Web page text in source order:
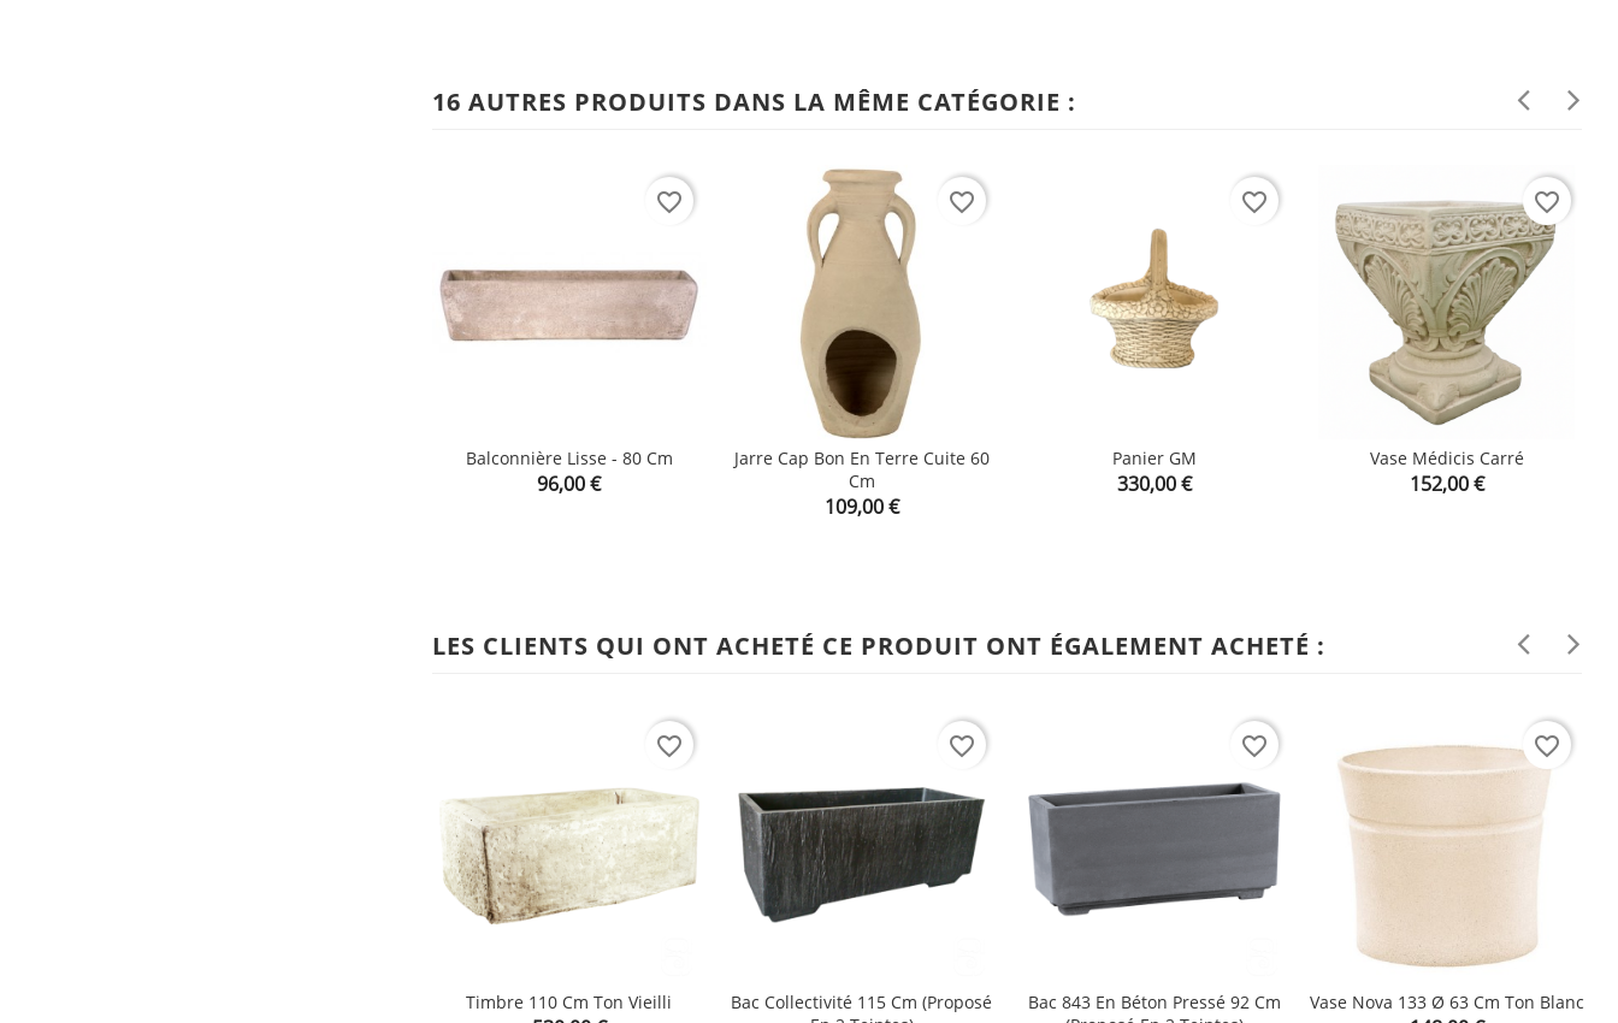
16 AUTRES PRODUITS DANS LA MÊME CATÉGORIE :
Balconnière Lisse - 80 Cm
Prix
96,00 €

favorite_border
Jarre Cap Bon En Terre Cuite 60
Cm
Prix
109,00 €
favorite_border
Panier GM
Prix
330,00 €

favorite_border
Vase Médicis Carré
Prix
152,00 €

favorite_border
LES CLIENTS QUI ONT ACHETÉ CE PRODUIT ONT ÉGALEMENT ACHETÉ :
Timbre 110 Cm Ton Vieilli
favorite_border
Bac Collectivité 115 Cm (proposé
favorite_border
Bac 843 En Béton Pressé 92 Cm
favorite_border
Vase Nova 133 Ø 63 Cm Ton Blanc
favorite_border